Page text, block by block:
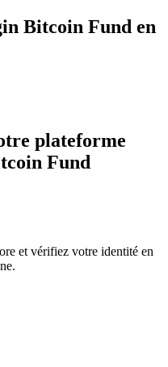
Bitcoin Fund en
plateforme
Fund
et vérifiez votre identité en